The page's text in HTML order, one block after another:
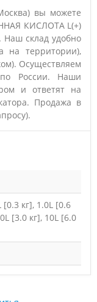
вы можете
КИСЛОТА L(+)
склад удобно
на территории),
Осуществляем
по России. Наши
и ответят на
Продажа в
[0.3 кг], 1.0L [0.6
[3.0 кг], 10L [6.0